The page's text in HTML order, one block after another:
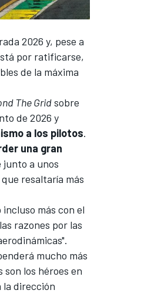
2026 y, pese a
por ratificarse,
de la máxima
The Gridsobre
de 2026 y
a los pilotos.
una gran
junto a unos
resaltaría más
más con el
razones por las
mucho más
los héroes en
la dirección